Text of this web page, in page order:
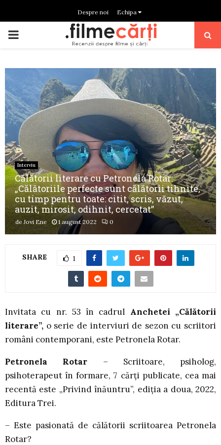
Despre noi Echipa
PRIMARY
Interviu
Călătorii literare cu Petronela Rotar:
„Călătoriile perfecte sunt călătorii tihnite,
cu timp pentru toate: citit, scris, văzut,
auzit, mirosit, odihnit, cercetat”
deJovi Ene 1 august 2022 0
SHARE 1
Invitata cu nr. 53 în cadrul Anchetei „Călătorii
literare”, o serie de interviuri de sezon cu scriitori
români contemporani, este Petronela Rotar.
Petronela Rotar – Scriitoare, psiholog,
psihoterapeut în formare, 7 cărți publicate, cea mai
recentă este „Privind înăuntru”, ediția a doua, 2022,
Editura Trei.
– Este pasionată de călătorii scriitoarea Petronela
Rotar?